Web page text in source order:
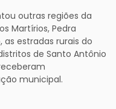
outras regiões da
Martírios, Pedra
as estradas rurais do
de Santo Antônio
municipal.